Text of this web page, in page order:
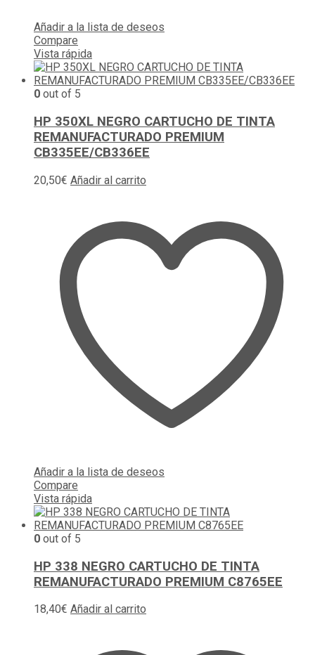
Añadir a la lista de deseos
Compare
Vista rápida
0 out of 5
HP 350XL NEGRO CARTUCHO DE TINTA
REMANUFACTURADO PREMIUM
CB335EE/CB336EE
20,50€ Añadir al carrito
Añadir a la lista de deseos
Compare
Vista rápida
0 out of 5
HP 338 NEGRO CARTUCHO DE TINTA
REMANUFACTURADO PREMIUM C8765EE
18,40€ Añadir al carrito